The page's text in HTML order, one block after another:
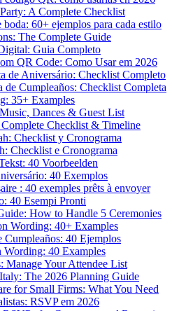
A Complete Checklist
60+ ejemplos para cada estilo
The Complete Guide
Guia Completo
QR Code: Como Usar em 2026
de Aniversário: Checklist Completo
de Cumpleaños: Checklist Completa
35+ Examples
Dances & Guest List
Checklist & Timeline
Checklist y Cronograma
Checklist e Cronograma
40 Voorbeelden
40 Exemplos
: 40 exemples prêts à envoyer
40 Esempi Pronti
How to Handle 5 Ceremonies
Wording: 40+ Examples
Cumpleaños: 40 Ejemplos
40 Examples
Manage Your Attendee List
The 2026 Planning Guide
for Small Firms: What You Need
RSVP em 2026